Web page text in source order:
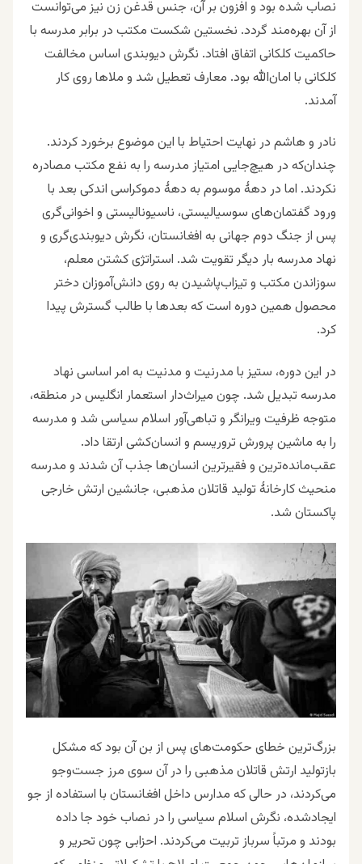
نصاب شده بود و افزون بر آن، جنس قدغن زن نیز می‌توانست
از آن بهره‌مند گردد. نخستین شکست مکتب در برابر مدرسه با
حاکمیت کلکانی اتفاق افتاد. نگرش دیوبندی اساس مخالفت
کلکانی با امان‌الله بود. معارف تعطیل شد و ملاها روی کار
آمدند.
نادر و هاشم در نهایت احتیاط با این موضوع برخورد کردند.
چندان‌که در هیچ‌جایی امتیاز مدرسه را به نفع مکتب مصادره
نکردند. اما در دههٔ موسوم به دههٔ دموکراسی اندکی بعد با
ورود گفتمان‌های سوسیالیستی، ناسیونالیستی و اخوانی‌گری
پس از جنگ دوم جهانی به افغانستان، نگرش دیوبندی‌گری و
نهاد مدرسه بار دیگر تقویت شد. استراتژی کشتن معلم،
سوزاندن مکتب و تیزاب‌پاشیدن به روی دانش‌آموزان دختر
محصول همین دوره است که بعدها با طالب گسترش پیدا
کرد.
در این دوره، ستیز با مدرنیت و مدنیت به امر اساسی نهاد
مدرسه تبدیل شد. چون میراث‌دار استعمار انگلیس در منطقه،
متوجه ظرفیت ویرانگر و تباهی‌آور اسلام سیاسی شد و مدرسه
را به ماشین پرورش تروریسم و انسان‌کشی ارتقا داد.
عقب‌مانده‌ترین و فقیرترین انسان‌ها جذب آن شدند و مدرسه
منحیث کارخانهٔ تولید قاتلان مذهبی، جانشین ارتش خارجی
پاکستان شد.
بزرگ‌ترین خطای حکومت‌های پس از بن آن بود که مشکل
بازتولید ارتش قاتلان مذهبی را در آن سوی مرز جست‌و‌جو
می‌کردند، در حالی که مدارس داخل افغانستان با استفاده از جو
ایجادشده، نگرش اسلام سیاسی را در نصاب خود جا داده
بودند و مرتباً سرباز تربیت می‌کردند. احزابی چون تحریر و